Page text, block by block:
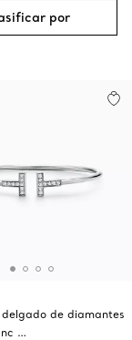
por
de diamantes
…